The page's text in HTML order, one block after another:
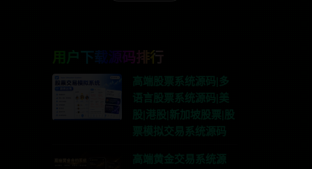
用户下载源码排行
高端股票系统源码|多
语言股票系统源码|美
股|港股|新加坡股票|股
票模拟交易系统源码
高端黄金交易系统源